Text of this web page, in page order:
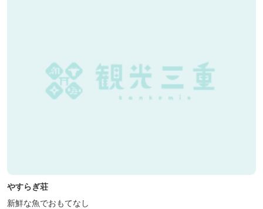
やすらぎ荘
新鮮な魚でおもてなし